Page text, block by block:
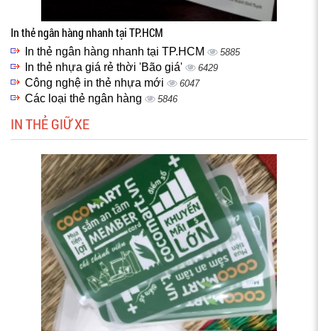
In thẻ ngân hàng nhanh tại TP.HCM
In thẻ ngân hàng nhanh tại TP.HCM 5885
In thẻ nhựa giá rẻ thời 'Bão giá' 6429
Công nghệ in thẻ nhựa mới 6047
Các loại thẻ ngân hàng 5846
IN THẺ GIỮ XE